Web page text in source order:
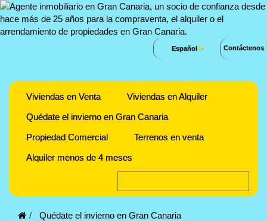
Contáctenos
Español
Viviendas en Venta
Viviendas en Alquiler
Quédate el invierno en Gran Canaria
Propiedad Comercial
Terrenos en venta
Alquiler menos de 4 meses
Quédate el invierno en Gran Canaria